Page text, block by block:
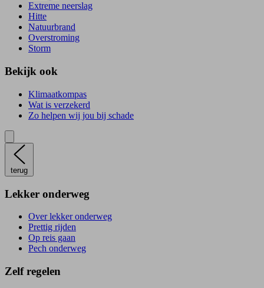
Extreme neerslag
Hitte
Natuurbrand
Overstroming
Storm
Bekijk ook
Klimaatkompas
Wat is verzekerd
Zo helpen wij jou bij schade
terug
Lekker onderweg
Over lekker onderweg
Prettig rijden
Op reis gaan
Pech onderweg
Zelf regelen